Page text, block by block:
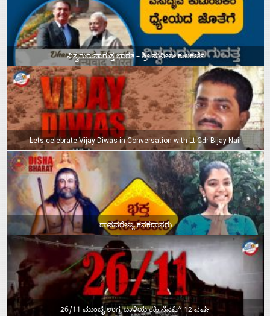
ವಿಶ್ವಗುರುವಾಗುತ್ತ ಭಾರತ – ಶ್ರೀ ಸುನೀಲ್‌ ಕುಲಕರ್ಣಿ
Lets celebrate Vijay Diwas in Conversation with Lt Cdr Bijay Nair
ದಾಸವರೇಣ್ಯ ಕನಕದಾಸರು
26/11 ಮುಂಬೈ ಉಗ್ರ ದಾಳಿಯ ಕಹಿ ನೆನಪಿಗೆ 12 ವರ್ಷ